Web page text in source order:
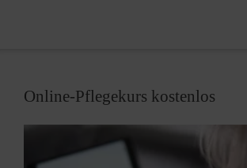
Online-Pflegekurs kostenlos